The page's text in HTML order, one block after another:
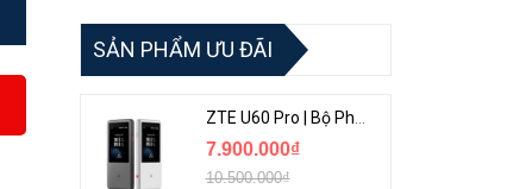
SẢN PHẨM ƯU ĐÃI
ZTE U60 Pro | Bộ Phát 5G Cầm Tay Tích Hợp Công Nghệ WiFi 7, Pin 10000mAh
7.900.000₫
10.500.000₫